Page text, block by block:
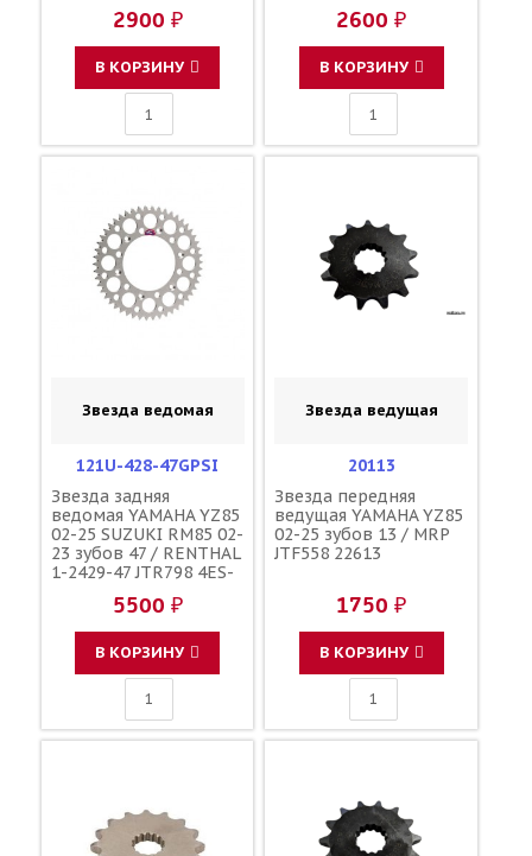
2900 ₽
В КОРЗИНУ
2600 ₽
В КОРЗИНУ
Звезда ведомая
121U-428-47GPSI
Звезда задняя
ведомая YAMAHA YZ85
02-25 SUZUKI RM85 02-
23 зубов 47 / RENTHAL
1-2429-47 JTR798 4ES-
25447-10-00 64511-
03B00
5500 ₽
В КОРЗИНУ
Звезда ведущая
20113
Звезда передняя
ведущая YAMAHA YZ85
02-25 зубов 13 / MRP
JTF558 22613
1750 ₽
В КОРЗИНУ